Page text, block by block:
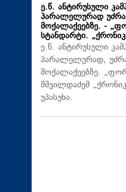
ე.წ. ანტირუსული
პარალელურად
მოქალაქეებზე. -
სტანდარტი.
ე.წ. ანტირუსული
პარალელურად,
მოქალაქეებზე.
მშვილდაძემ
უპასუხა.